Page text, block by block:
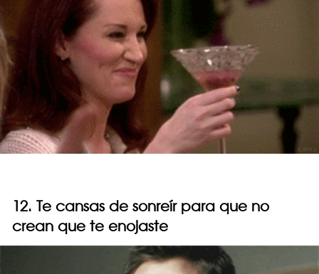
12. Te cansas de sonreír para que no
crean que te enojaste